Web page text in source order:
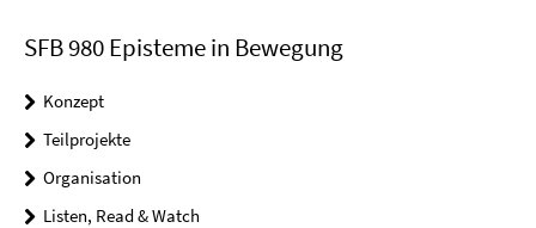
SFB 980 Episteme in Bewegung
Konzept
Teilprojekte
Organisation
Listen, Read & Watch